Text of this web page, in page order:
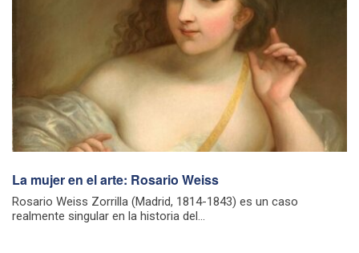
La mujer en el arte: Rosario Weiss
Rosario Weiss Zorrilla (Madrid, 1814-1843) es un caso
realmente singular en la historia del...